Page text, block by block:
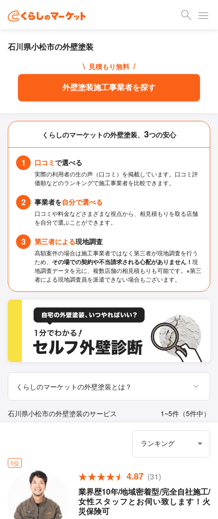
石川県小松市の外壁塗装
\ 見積もり無料 /
外壁塗装施工事業者を探す
くらしのマーケットの外壁塗装、 3つの安心
1 口コミで選べる
実際の利用者の生の声（口コミ）を掲載しています。口コミ評
価順などのランキングで施工事業者を比較できます。
2 事業者を自分で選べる
口コミや料金などさまざまな視点から、相見積もりを取る店舗
を自分で選ぶことができます。
3 第三者による現地調査
高額案件の場合は施工事業者ではなく第三者が現地調査を行う
ため、 その場での契約や不当請求される心配がありません！ 現
地調査データを元に、複数店舗の相見積もりも可能です。※第三
者による現地調査員を派遣できない場合もございます。
くらしのマーケットの外壁塗装とは？
石川県小松市の外壁塗装のサービス 1~5件（5件中）
1位
4.87 (31)
業界歴10年/地域密着型/完全自社施工/
女性スタッフとお伺い致します！火
災保険可